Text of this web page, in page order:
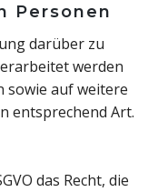
Personen
darüber zu
werden
sowie auf weitere
entsprechend Art.
das Recht, die